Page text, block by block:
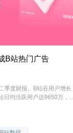
B站热门广告
季度财报。B站在用户增长
日均活跃用户达9650万，
，创同期历史新高成为一